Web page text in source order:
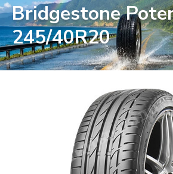
Bridgestone
245/40R20